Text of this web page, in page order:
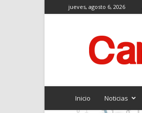
jueves, agosto 6, 2026
TI
Inicio Noticias